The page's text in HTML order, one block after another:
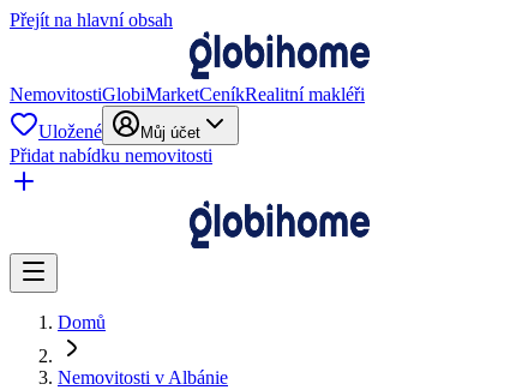
Přejít na hlavní obsah
NemovitostiGlobiMarketCeníkRealitní makléři
Uložené
Můj účet
Přidat nabídku nemovitosti
Domů
Nemovitosti v Albánie